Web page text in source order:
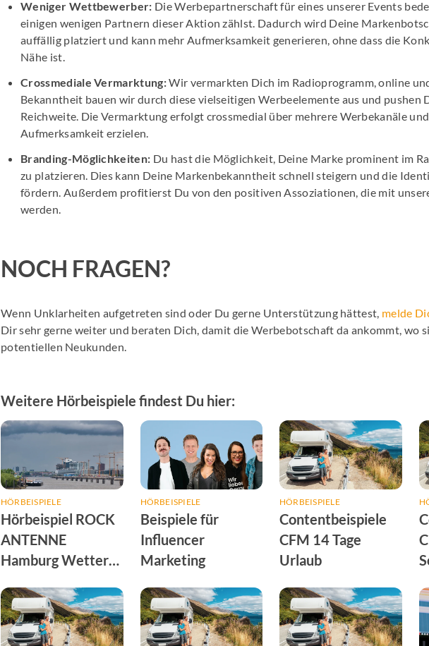
Weniger Wettbewerber: Die Werbepartnerschaft für eines unserer Events
einigen wenigen Partnern dieser Aktion zählst. Dadurch wird Deine
auffällig platziert und kann mehr Aufmerksamkeit generieren, ohne dass die
Nähe ist.
Crossmediale Vermarktung:Wir vermarkten Dich im Radioprogramm, online
Bekanntheit bauen wir durch diese vielseitigen Werbeelemente aus und pushen
Reichweite. Die Vermarktung erfolgt crossmedial über mehrere Werbekanäle
Aufmerksamkeit erzielen.
Branding-Möglichkeiten: Du hast die Möglichkeit, Deine Marke prominent im
zu platzieren. Dies kann Deine Markenbekanntheit schnell steigern und die
fördern. Außerdem profitierst Du von den positiven Assoziationen, die mit
werden.
NOCH FRAGEN?
Wenn Unklarheiten aufgetreten sind oder Du gerne Unterstützung hättest, melde
Dir sehr gerne weiter und beraten Dich, damit die Werbebotschaft da ankommt, wo
potentiellen Neukunden.
Weitere Hörbeispiele findest Du hier:
HÖRBEISPIELE
Hörbeispiel ROCK
ANTENNE
Hamburg Wetter-
HÖRBEISPIELE
Beispiele für
Influencer
Marketing
HÖRBEISPIELE
Contentbeispiele
CFM 14 Tage
Urlaub